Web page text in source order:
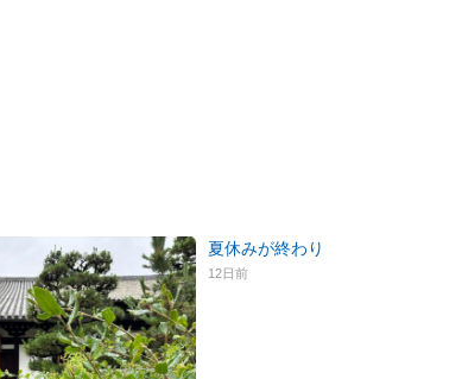
夏休みが終わり
12日前